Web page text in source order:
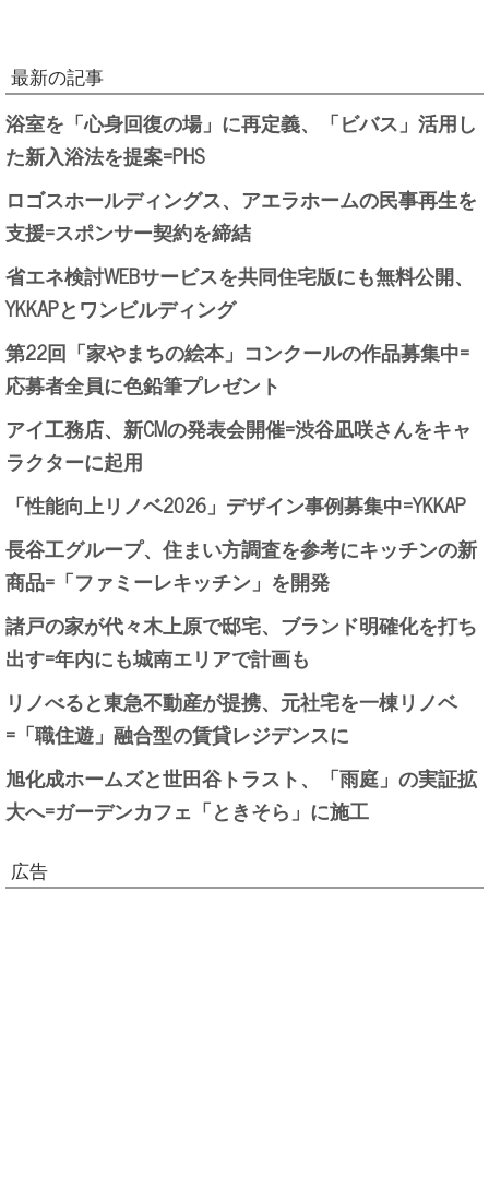
最新の記事
浴室を「心身回復の場」に再定義、「ビバス」活用し
た新入浴法を提案=PHS
ロゴスホールディングス、アエラホームの民事再生を
支援=スポンサー契約を締結
省エネ検討WEBサービスを共同住宅版にも無料公開、
YKKAPとワンビルディング
第22回「家やまちの絵本」コンクールの作品募集中=
応募者全員に色鉛筆プレゼント
アイ工務店、新CMの発表会開催=渋谷凪咲さんをキャ
ラクターに起用
「性能向上リノベ2026」デザイン事例募集中=YKKAP
長谷工グループ、住まい方調査を参考にキッチンの新
商品=「ファミーレキッチン」を開発
諸戸の家が代々木上原で邸宅、ブランド明確化を打ち
出す=年内にも城南エリアで計画も
リノべると東急不動産が提携、元社宅を一棟リノベ
=「職住遊」融合型の賃貸レジデンスに
旭化成ホームズと世田谷トラスト、「雨庭」の実証拡
大へ=ガーデンカフェ「ときそら」に施工
広告